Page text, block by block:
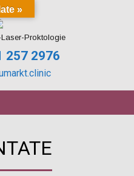
Proktologie
257 2976
»